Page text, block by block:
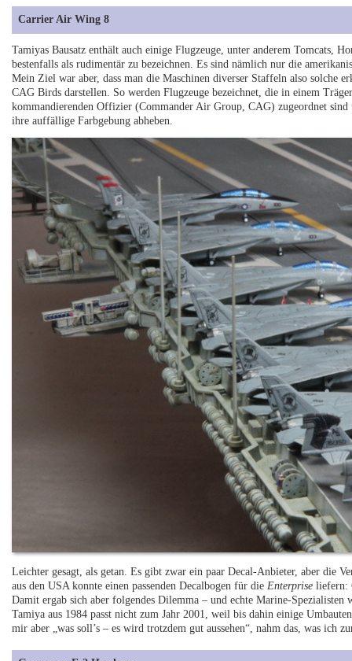
Carrier Air Wing 8
Tamiyas Bausatz enthält auch einige Flugzeuge, unter anderem Tomcats,
bestenfalls als rudimentär zu bezeichnen. Es sind nämlich nur die
Mein Ziel war aber, dass man die Maschinen diverser Staffeln also solche
CAG Birds darstellen. So werden Flugzeuge bezeichnet, die in einem
kommandierenden Offizier (Commander Air Group, CAG) zugeordnet sind
ihre auffällige Farbgebung abheben.
Leichter gesagt, als getan. Es gibt zwar ein paar Decal-Anbieter, aber die
aus den USA konnte einen passenden Decalbogen für die Enterprise liefern:
Damit ergab sich aber folgendes Dilemma – und echte Marine-Spezialisten
Tamiya aus 1984 passt nicht zum Jahr 2001, weil bis dahin einige
mir aber „was soll’s – es wird trotzdem gut aussehen“, nahm das, was ich